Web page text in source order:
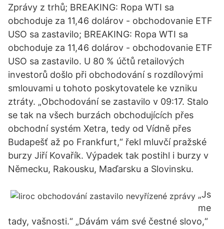
Zprávy z trhů; BREAKING: Ropa WTI sa
obchoduje za 11,46 dolárov - obchodovanie ETF
USO sa zastavilo; BREAKING: Ropa WTI sa
obchoduje za 11,46 dolárov - obchodovanie ETF
USO sa zastavilo. U 80 % účtů retailových
investorů došlo při obchodování s rozdílovými
smlouvami u tohoto poskytovatele ke vzniku
ztráty. „Obchodování se zastavilo v 09:17. Stalo
se tak na všech burzách obchodujících přes
obchodní systém Xetra, tedy od Vídně přes
Budapešť až po Frankfurt,“ řekl mluvčí pražské
burzy Jiří Kovařík. Výpadek tak postihl i burzy v
Německu, Rakousku, Maďarsku a Slovinsku.
„Js
me
tady, vašnosti.“ „Dávám vám své čestné slovo,“